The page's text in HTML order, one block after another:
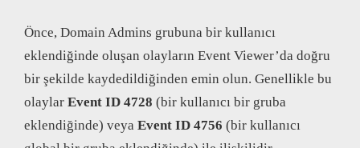
Önce, Domain Admins grubuna bir kullanıcı
eklendiğinde oluşan olayların Event Viewer’da doğru
bir şekilde kaydedildiğinden emin olun. Genellikle bu
olaylar Event ID 4728 (bir kullanıcı bir gruba
eklendiğinde) veya Event ID 4756 (bir kullanıcı